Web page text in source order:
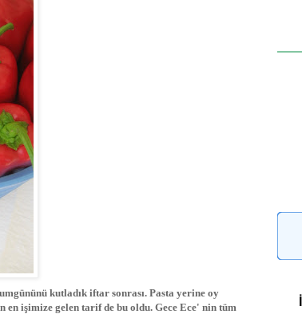
kutladık iftar sonrası. Pasta yerine oy
işimize gelen tarif de bu oldu. Gece Ece' nin tüm